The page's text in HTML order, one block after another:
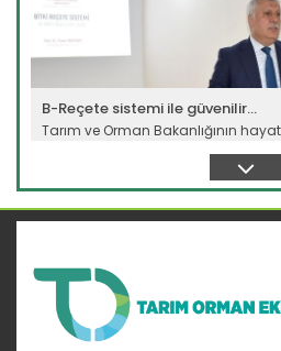
B-Reçete sistemi ile güvenilir...
Tarım ve Orman Bakanlığının